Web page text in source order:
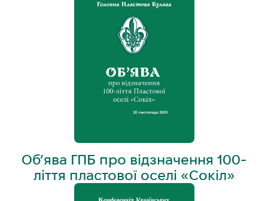
Об’ява ГПБ про відзначення 100-
ліття пластової оселі «Сокіл»